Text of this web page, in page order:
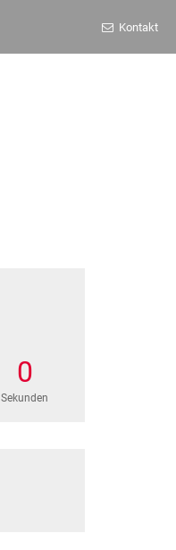
Kontakt
0
Sekunden